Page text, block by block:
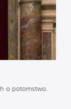
o potomstwo.